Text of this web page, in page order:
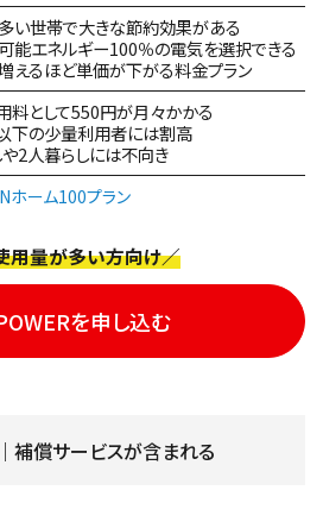
い世帯で大きな節約効果がある
能エネルギー100％の電気を選択できる
えるほど単価が下がる料金プラン
料として550円が月々かかる
下の少量利用者には割高
や2人暮らしには不向き
ホーム100プラン
用量が多い方向け／
を申し込む
補償サービスが含まれる